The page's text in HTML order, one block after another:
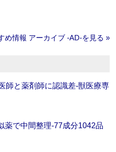
め情報 アーカイブ ‐AD‐を見る »
師と薬剤師に認識差‐獣医療専
薬で中間整理‐77成分1042品